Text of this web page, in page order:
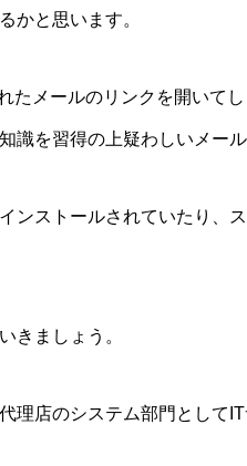
かと思います。
メールのリンクを開いて
を習得の上疑わしいメー
ンストールされていたり、
きましょう。
店のシステム部門として